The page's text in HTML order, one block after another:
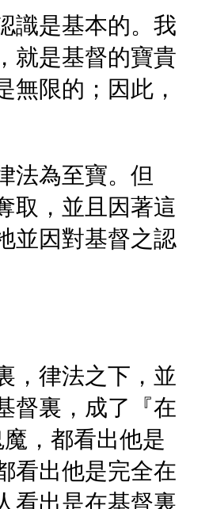
識是基本的。我
就是基督的寶貴
限的；因此，
法為至寶。但
取，並且因著這
並因對基督之認
，律法之下，並
督裏，成了『在
，都看出他是
看出他是完全在
看出是在基督裏